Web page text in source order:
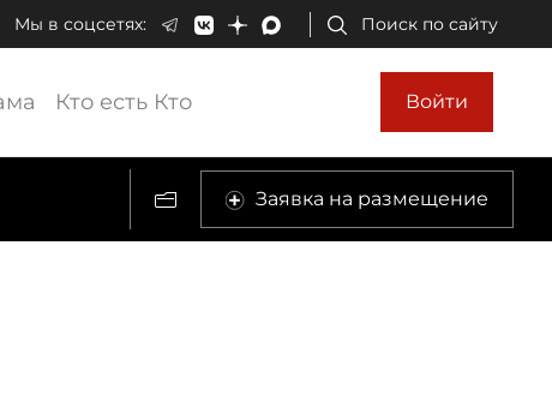
Мы в соцсетях: Поиск по сайту
Кто есть Кто Войти
Заявка на размещение